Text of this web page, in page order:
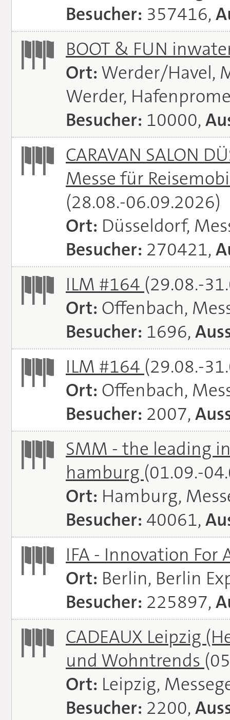
Besucher: 357416,
BOOT & FUN
Ort: Werder/Havel,
Werder,
Besucher: 10000,
CARAVAN SALON
Messe für
(28.08.-06.09.2026)
Ort: Düsseldorf,
Besucher: 270421,
ILM #164 (29.08.-
Ort: Offenbach,
Besucher: 1696,
ILM #164 (29.08.-
Ort: Offenbach,
Besucher: 2007,
SMM - the leading
hamburg (01.09.-
Ort: Hamburg,
Besucher: 40061,
IFA - Innovation For
Ort: Berlin, Berlin
Besucher: 225897,
CADEAUX Leipzig
und Wohntrends
Ort: Leipzig,
Besucher: 2200,